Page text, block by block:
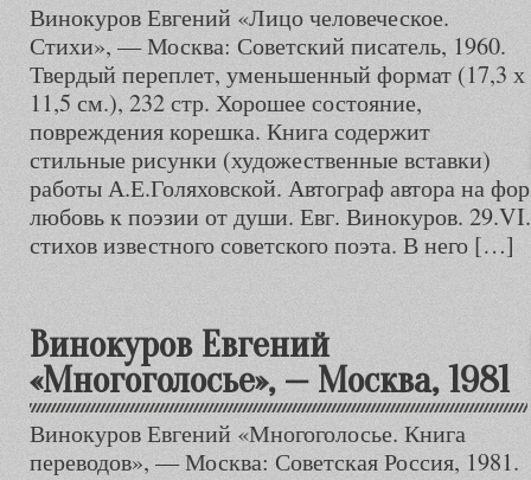
Винокуров Евгений «Лицо человеческое.
Стихи», — Москва: Советский писатель, 1960.
Твердый переплет, уменьшенный формат (17,3 х
11,5 см.), 232 стр. Хорошее состояние,
повреждения корешка. Книга содержит
стильные рисунки (художественные вставки)
работы А.Е.Голяховской. Автограф автора на
любовь к поэзии от души. Евг. Винокуров.
стихов известного советского поэта. В него […]
Винокуров Евгений
«Многоголосье», — Москва, 1981
Винокуров Евгений «Многоголосье. Книга
переводов», — Москва: Советская Россия, 1981.